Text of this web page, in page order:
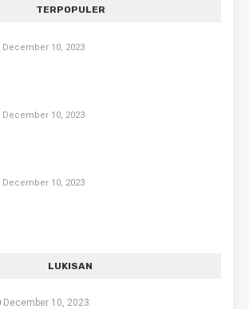
TERPOPULER
December 10, 2023
December 10, 2023
December 10, 2023
LUKISAN
December 10, 2023